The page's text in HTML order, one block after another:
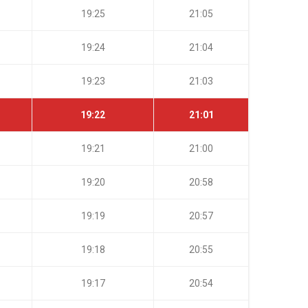
19:25 21:05
19:24 21:04
19:23 21:03
19:22 21:01
19:21 21:00
19:20 20:58
19:19 20:57
19:18 20:55
19:17 20:54